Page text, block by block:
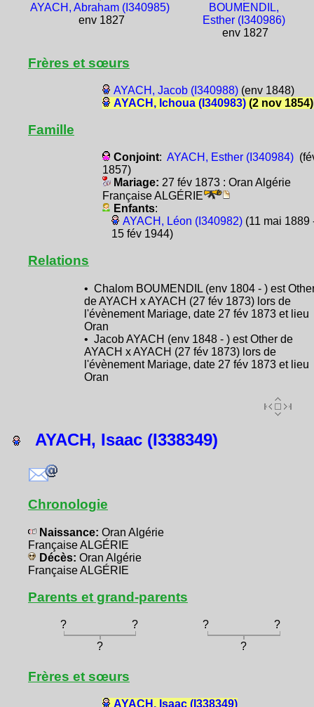
AYACH, Abraham (I340985)
env 1827
BOUMENDIL,
Esther (I340986)
env 1827
Frères et sœurs
AYACH, Jacob (I340988)(env 1848)
AYACH, Ichoua (I340983)(2 nov 1854)
Famille
Conjoint: AYACH, Esther (I340984)
1857)
Mariage: 27 fév 1873 : Oran Algérie
Française ALGÉRIE
Enfants:
AYACH, Léon (I340982)(11 mai 1889
15 fév 1944)
Relations
• Chalom BOUMENDIL (env 1804 - ) est
de AYACH x AYACH (27 fév 1873) lors de
l'évènement Mariage, date 27 fév 1873 et lieu
Oran
• Jacob AYACH (env 1848 - ) est Other de
AYACH x AYACH (27 fév 1873) lors de
l'évènement Mariage, date 27 fév 1873 et lieu
Oran
AYACH, Isaac (I338349)
Chronologie
Naissance: Oran Algérie
Française ALGÉRIE
Décès: Oran Algérie
Française ALGÉRIE
Parents et grand-parents
? ? ?
?
?
?
Frères et sœurs
AYACH, Isaac (I338349)